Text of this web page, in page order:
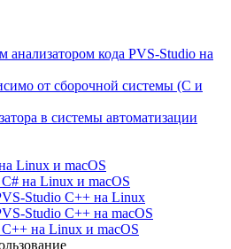
анализатором кода PVS-Studio на
от сборочной системы (C и
в системы автоматизации
Linux и macOS
на Linux и macOS
Studio C++ на Linux
Studio C++ на macOS
на Linux и macOS